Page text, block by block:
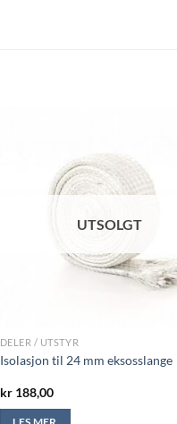
UTSOLGT
DELER / UTSTYR
Isolasjon til 24 mm eksosslange
kr188,00